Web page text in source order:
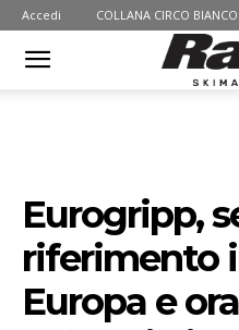
Accedi COLLANA CIRCO BIANCO
Eurogripp,
riferimento
Europa e